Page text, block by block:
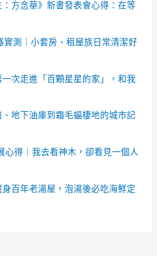
：方念華》新書發表會心得：在等
實測｜小套房、租屋族日常清潔好
次走進「百顆星星的家」，和我
地下油庫到霜毛蝠棲地的城市記
心得｜我去看神木，卻看見一個人
百年老湯屋，泡湯後必吃海鮮定